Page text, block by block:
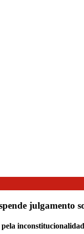
julgamento